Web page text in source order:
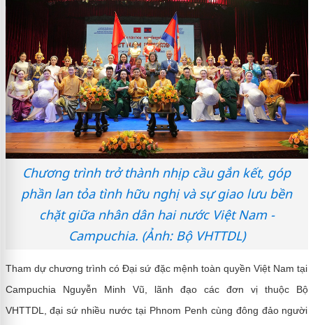
Chương trình trở thành nhịp cầu gắn kết, góp
phần lan tỏa tình hữu nghị và sự giao lưu bền
chặt giữa nhân dân hai nước Việt Nam -
Campuchia. (Ảnh: Bộ VHTTDL)
Tham dự chương trình có Đại sứ đặc mệnh toàn quyền Việt Nam tại
Campuchia Nguyễn Minh Vũ , lãnh đạo các đơn vị thuộc Bộ
VHTTDL, đại sứ nhiều nước tại Phnom Penh cùng đông đảo người